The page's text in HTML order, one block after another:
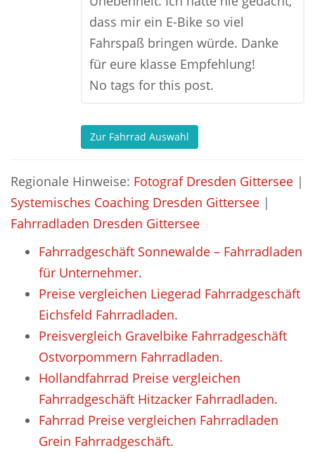
dass mir ein E-Bike so viel
Fahrspaß bringen würde. Danke
für eure klasse Empfehlung!
No tags for this post.
Zur Fahrrad Auswahl
Regionale Hinweise: Fotograf Dresden Gittersee |
Systemisches Coaching Dresden Gittersee |
Fahrradladen Dresden Gittersee
Fahrradgeschäft Sonnewalde – Fahrradladen
für Unternehmer.
Preise vergleichen Liegerad Fahrradgeschäft
Eichsfeld Fahrradladen.
Preisvergleich Gravelbike Fahrradgeschäft
Ostvorpommern Fahrradladen.
Hollandfahrrad Preise vergleichen
Fahrradgeschäft Hitzacker Fahrradladen.
Fahrrad Preise vergleichen Fahrradladen
Grein Fahrradgeschäft.